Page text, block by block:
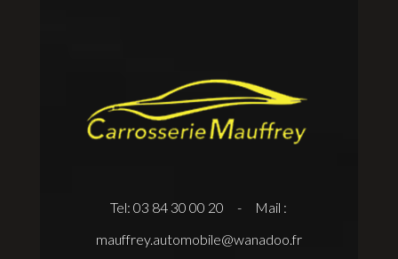
Tel: 03 84 30 00 20 - Mail :
mauffrey.automobile@wanadoo.fr